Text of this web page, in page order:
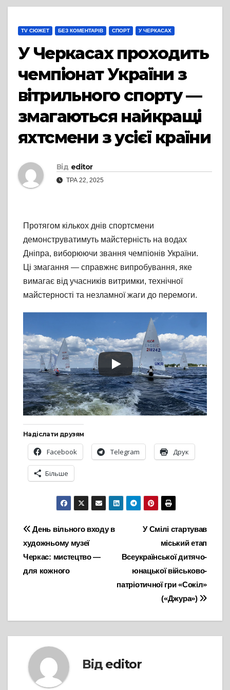
TV СЮЖЕТ БЕЗ КОМЕНТАРІВ СПОРТ У ЧЕРКАСАХ
У Черкасах проходить
чемпіонат України з
вітрильного спорту —
змагаються найкращі
яхтсмени з усієї країни
Від editor
ТРА 22, 2025
Протягом кількох днів спортсмени
демонструватимуть майстерність на водах
Дніпра, виборюючи звання чемпіонів України.
Ці змагання — справжнє випробування, яке
вимагає від учасників витримки, технічної
майстерності та незламної жаги до перемоги.
Надіслати друзям
Facebook Telegram Друк
Більше
Навігація
записів
У Смілі стартував
міський етап
Всеукраїнської дитячо-
юнацької військово-
патріотичної гри «Сокіл»
(«Джура»)
День вільного входу в
художньому музеї
Черкас: мистецтво —
для кожного
Від editor